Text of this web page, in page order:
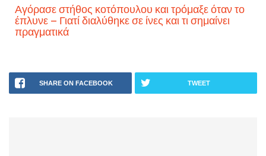
Αγόρασε στήθος κοτόπουλου και τρόμαξε όταν το
έπλυνε – Γιατί διαλύθηκε σε ίνες και τι σημαίνει
πραγματικά
SHARE ON FACEBOOK TWEET